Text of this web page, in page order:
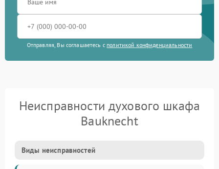
Отправляя, Вы соглашаетесь с политикой конфиденциальности
Неисправности духового шкафа
Bauknecht
Виды неисправностей